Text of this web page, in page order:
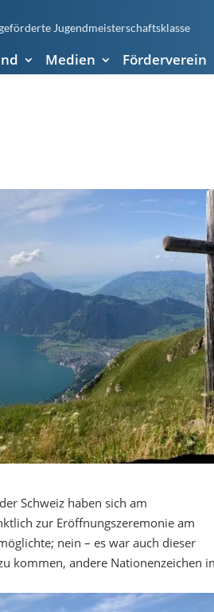
Jugendmeisterschaftsklasse
Medien Förderverein
Schweiz haben sich am
zur Eröffnungszeremonie am
nein – es war auch dieser
kommen, andere Nationenzeichen